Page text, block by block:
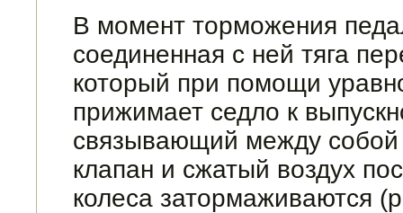
В момент торможения
соединенная с ней тяга
который при помощи
прижимает седло к
связывающий между собой
клапан и сжатый воздух
колеса затормаживаются